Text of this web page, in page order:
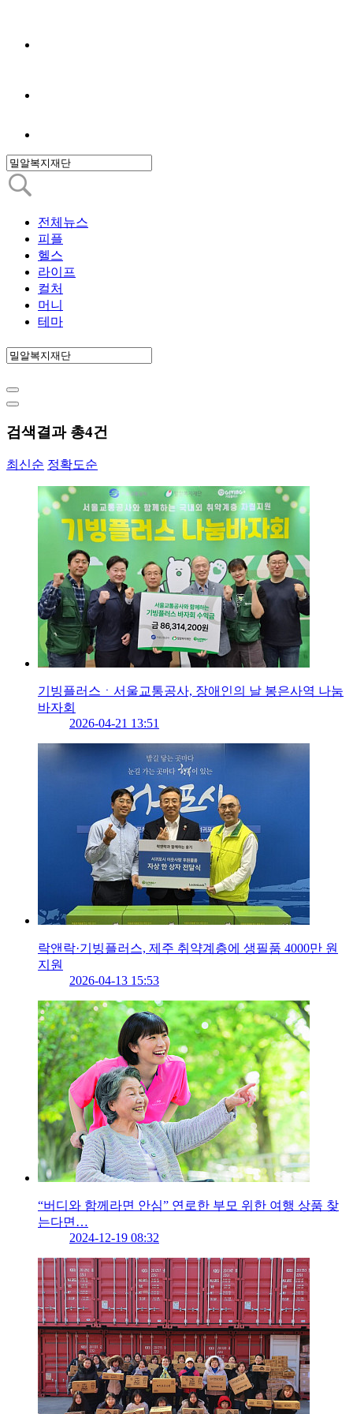
전체뉴스
피플
헬스
라이프
컬처
머니
테마
검색결과 총4건
최신순 정확도순
기빙플러스ㆍ서울교통공사, 장애인의 날 봉은사역 나눔
바자회
2026-04-21 13:51
락앤락·기빙플러스, 제주 취약계층에 생필품 4000만 원
지원
2026-04-13 15:53
“버디와 함께라면 안심” 연로한 부모 위한 여행 상품 찾
는다면…
2024-12-19 08:32